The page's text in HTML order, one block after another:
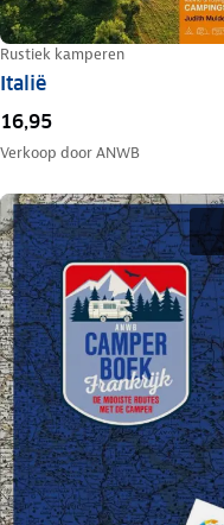
Rustiek kamperen
Italië
16,95
Verkoop doorANWB